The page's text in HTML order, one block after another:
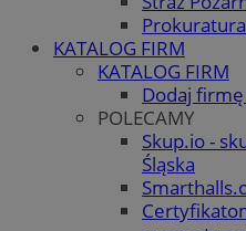
KATALOG FIRM
KATALOG FIRM
Dodaj
POLECAMY
Skup.io -
Śląska